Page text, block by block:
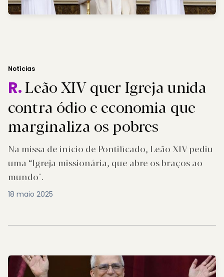
Notícias
R.Leão XIV quer Igreja unida
contra ódio e economia que
marginaliza os pobres
Na missa de início de Pontificado, Leão XIV pediu
uma “Igreja missionária, que abre os braços ao
mundo".
18 maio 2025